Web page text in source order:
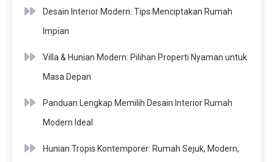
Desain Interior Modern: Tips Menciptakan Rumah
Impian
Villa & Hunian Modern: Pilihan Properti Nyaman untuk
Masa Depan
Panduan Lengkap Memilih Desain Interior Rumah
Modern Ideal
Hunian Tropis Kontemporer: Rumah Sejuk, Modern,